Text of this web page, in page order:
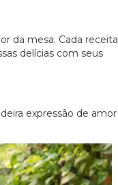
da mesa. Cada receita
delícias com seus
expressão de amor